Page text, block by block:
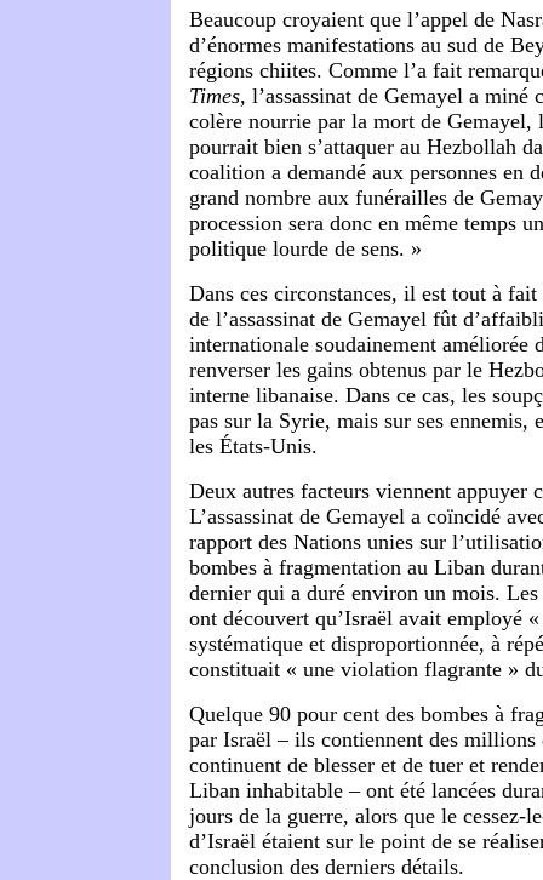
Beaucoup croyaient que l’appel de
d’énormes manifestations au sud de
régions chiites. Comme l’a fait
Times, l’assassinat de Gemayel a miné
colère nourrie par la mort de Gemayel,
pourrait bien s’attaquer au Hezbollah
coalition a demandé aux personnes en
grand nombre aux funérailles de
procession sera donc en même temps
politique lourde de sens. »
Dans ces circonstances, il est tout à
de l’assassinat de Gemayel fût
internationale soudainement améliorée
renverser les gains obtenus par le
interne libanaise. Dans ce cas, les
pas sur la Syrie, mais sur ses ennemis,
les États-Unis.
Deux autres facteurs viennent appuyer
L’assassinat de Gemayel a coïncidé
rapport des Nations unies sur
bombes à fragmentation au Liban
dernier qui a duré environ un mois. Les
ont découvert qu’Israël avait employé
systématique et disproportionnée, à
constituait « une violation flagrante »
Quelque 90 pour cent des bombes à
par Israël – ils contiennent des
continuent de blesser et de tuer et
Liban inhabitable – ont été lancées
jours de la guerre, alors que le cessez-
d’Israël étaient sur le point de se
conclusion des derniers détails.